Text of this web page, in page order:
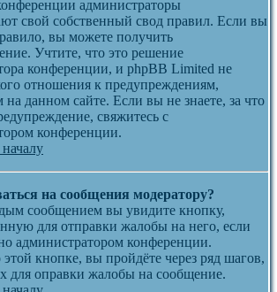
администраторы
свой собственный свод правил. Если вы
вы можете получить
Учтите, что это решение
конференции, и phpBB Limited не
отношения к предупреждениям,
данном сайте. Если вы не знаете, за что
свяжитесь с
конференции.
на сообщения модератору?
сообщением вы увидите кнопку,
для отправки жалобы на него, если
администратором конференции.
кнопке, вы пройдёте через ряд шагов,
для оправки жалобы на сообщение.